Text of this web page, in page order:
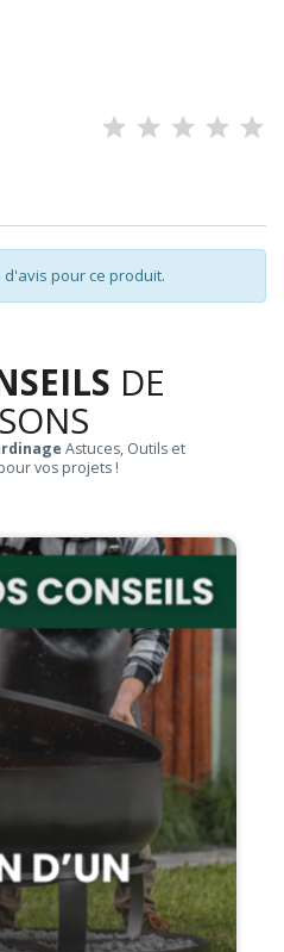
pour ce produit.
DE
Astuces, Outils et
vos projets !